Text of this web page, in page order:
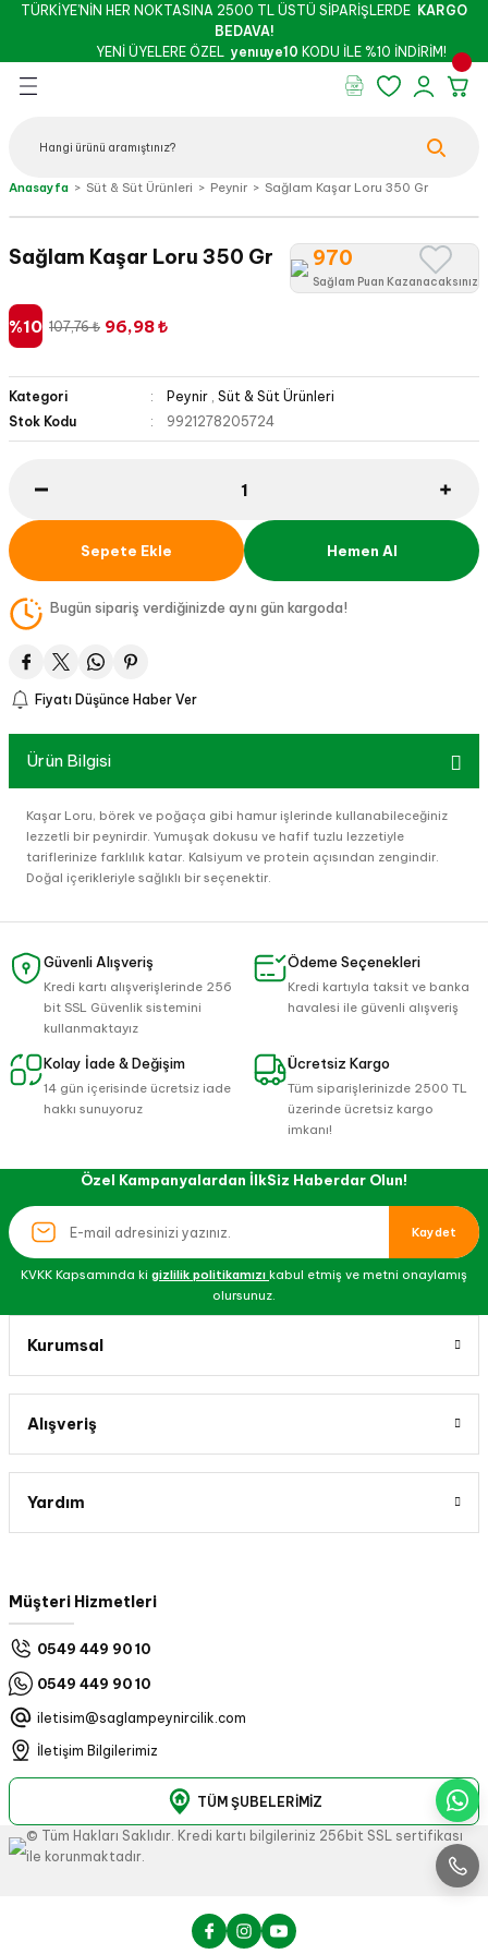
TÜRKİYE’NİN HER NOKTASINA 2500 TL ÜSTÜ SİPARİŞLERDE KARGO
BEDAVA!
YENİ ÜYELERE ÖZEL yenıuye10KODU İLE %10 İNDİRİM!
Geri Dön
İthal Peynirler
Yöresel Peynirler
Geri Dön
& Salça
Geri Dön
Geri Dön
Geri Dön
Geri Dön
Anasayfa Süt & Süt Ürünleri Peynir Sağlam Kaşar Loru 350 Gr
Sağlam Kaşar Loru 350 Gr 970
Sağlam Puan Kazanacaksınız
%10 107,76 ₺ 96,98 ₺
Kategori Peynir , Süt & Süt Ürünleri
Stok Kodu
9921278205724
Sepete Ekle Hemen Al
Bugün sipariş verdiğinizde aynı gün kargoda!
Fiyatı Düşünce Haber Ver
Ürün Bilgisi
Kaşar Loru, börek ve poğaça gibi hamur işlerinde kullanabileceğiniz
lezzetli bir peynirdir. Yumuşak dokusu ve hafif tuzlu lezzetiyle
tariflerinize farklılık katar. Kalsiyum ve protein açısından zengindir.
Doğal içerikleriyle sağlıklı bir seçenektir.
Güvenli Alışveriş
Kredi kartı alışverişlerinde 256
bit SSL Güvenlik sistemini
kullanmaktayız
Ödeme Seçenekleri
Kredi kartıyla taksit ve banka
havalesi ile güvenli alışveriş
Kolay İade & Değişim
14 gün içerisinde ücretsiz iade
hakkı sunuyoruz
Ücretsiz Kargo
Tüm siparişlerinizde 2500 TL
üzerinde ücretsiz kargo
imkanı!
Özel Kampanyalardan İlkSiz Haberdar Olun!
Kaydet
KVKK Kapsamında ki gizlilik politikamızı kabul etmiş ve metni onaylamış
olursunuz.
Kurumsal
Alışveriş
Yardım
Müşteri Hizmetleri
0549 449 90 10
0549 449 90 10
iletisim@saglampeynircilik.com
İletişim Bilgilerimiz
TÜM ŞUBELERİMİZ
© Tüm Hakları Saklıdır. Kredi kartı bilgileriniz 256bit SSL sertifikası
ile korunmaktadır.